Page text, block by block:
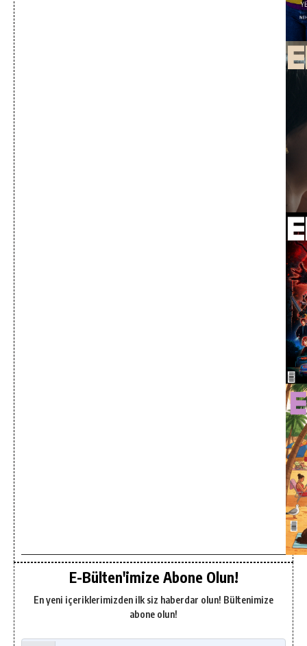
E-Bülten'imize Abone Olun!
En yeni içeriklerimizden ilk siz haberdar olun! Bültenimize
abone olun!